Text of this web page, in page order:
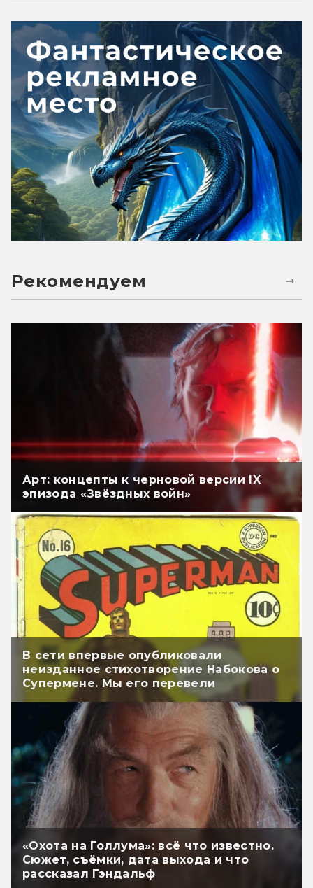
Рекомендуем
Арт: концепты к черновой версии IX
эпизода «Звёздных войн»
В сети впервые опубликовали
неизданное стихотворение Набокова о
Супермене. Мы его перевели
«Охота на Голлума»: всё что известно.
Сюжет, съёмки, дата выхода и что
рассказал Гэндальф